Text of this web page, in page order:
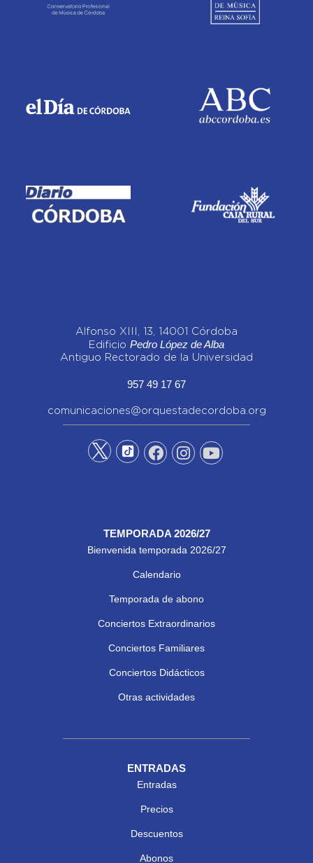
Alfonso XIII, 13, 14001 Córdoba
Edificio Pedro López de Alba
Antiguo Rectorado de la Universidad
957 49 17 67
comunicaciones@orquestadecordoba.org
TEMPORADA 2026/27
Bienvenida temporada 2026/27
Calendario
Temporada de abono
Conciertos Extraordinarios
Conciertos Familiares
Conciertos Didácticos
Otras actividades
ENTRADAS
Entradas
Precios
Descuentos
Abonos